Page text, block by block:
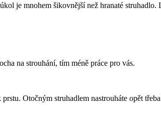
je mnohem šikovnější než hranaté struhadlo.
na strouhání, tím méně práce pro vás.
Otočným struhadlem nastrouháte opět